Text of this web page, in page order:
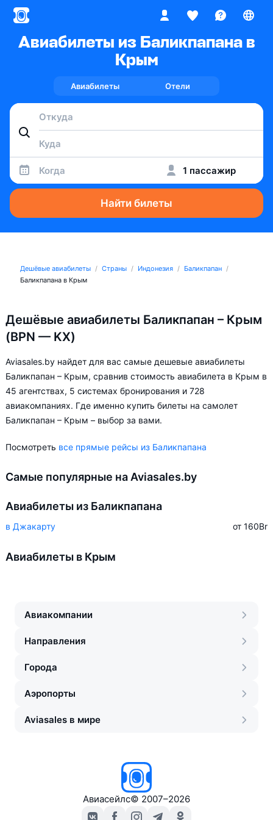
Авиабилеты из Баликпапана в
Крым
Авиабилеты Отели
Когда 1 пассажир
Найти билеты
Дешёвые авиабилеты Страны Индонезия
Баликпапан
Баликпапана в Крым
Дешёвые авиабилеты Баликпапан – Крым
(BPN — KX)
Aviasales.by найдет для вас самые дешевые авиабилеты
Баликпапан – Крым, сравнив стоимость авиабилета в Крым в
45 агентствах, 5 системах бронирования и 728
авиакомпаниях. Где именно купить билеты на самолет
Баликпапан – Крым – выбор за вами.
Посмотреть все прямые рейсы из Баликпапана
Самые популярные на Aviasales.by
Авиабилеты из Баликпапана
в Джакарту от 160Br
Авиабилеты в Крым
Авиакомпании
Направления
Города
Аэропорты
Aviasales в мире
Авиасейлс© 2007–2026